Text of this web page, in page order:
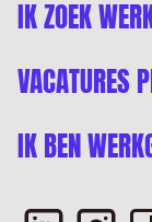
IK ZOEK
VACATURES
IK BEN